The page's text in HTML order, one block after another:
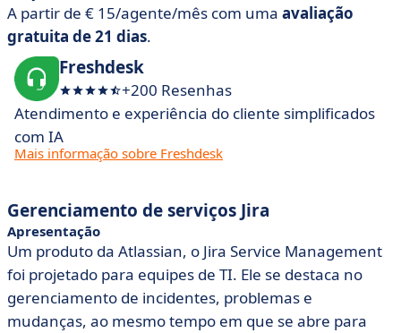
A partir de € 15/agente/mês com uma avaliação
gratuita de 21 dias.
Freshdesk
+200 Resenhas
Atendimento e experiência do cliente simplificados
com IA
Mais informação sobre Freshdesk
Gerenciamento de serviços Jira
Apresentação
Um produto da Atlassian, o Jira Service Management
foi projetado para equipes de TI. Ele se destaca no
gerenciamento de incidentes, problemas e
mudanças, ao mesmo tempo em que se abre para